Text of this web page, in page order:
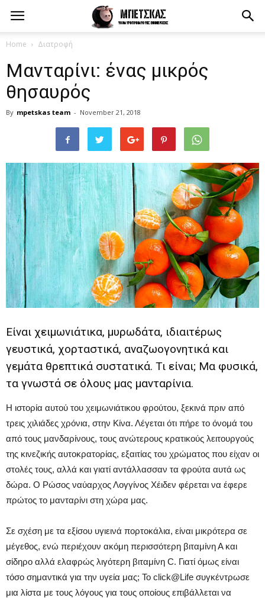
Home Διατροφή
Μανταρίνι: ένας μικρός
θησαυρός
By mpetskas team - November 21, 2018
Είναι χειμωνιάτικα, μυρωδάτα, ιδιαιτέρως
γευστικά, χορταστικά, αναζωογονητικά και
γεμάτα θρεπτικά συστατικά. Τι είναι; Μα φυσικά,
τα γνωστά σε όλους μας μανταρίνια.
Η ιστορία αυτού του χειμωνιάτικου φρούτου, ξεκινά πριν από
τρεις χιλιάδες χρόνια, στην Κίνα. Λέγεται ότι πήρε το όνομά του
από τους μανδαρίνους, τους ανώτερους κρατικούς λειτουργούς
της κινεζικής αυτοκρατορίας, εξαιτίας του χρώματος που είχαν οι
στολές τους, αλλά και γιατί αντάλλασσαν τα φρούτα αυτά ως
δώρα. Ο Ρώσος ναύαρχος Λογγίνος Χέιδεν φέρεται να έφερε
πρώτος το μανταρίνι στη χώρα μας.
Σε σχέση με τα εξίσου υγιεινά πορτοκάλια, είναι μικρότερα σε
μέγεθος, ενώ περιέχουν ακόμη περισσότερη βιταμίνη Α και
σίδηρο αλλά ελαφρώς λιγότερη βιταμίνη C. Γιατί όμως είναι
τόσο σημαντικά για την υγεία μας; Το click@Life συγκέντρωσε
μια λίστα με τους λόγους για τους οποίους επιβάλλεται να